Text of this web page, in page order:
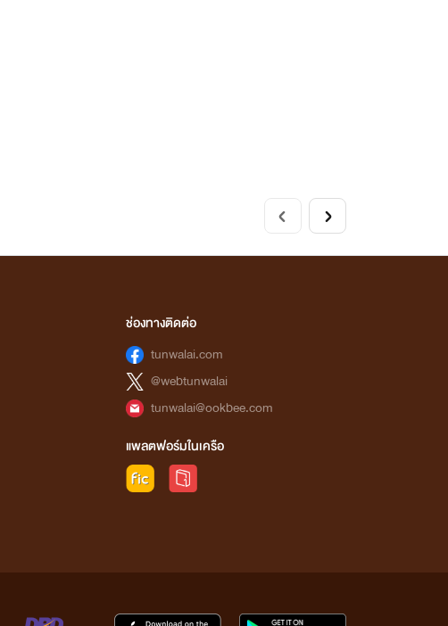
ช่องทางติดต่อ
tunwalai.com
@webtunwalai
tunwalai@ookbee.com
แพลตฟอร์มในเครือ